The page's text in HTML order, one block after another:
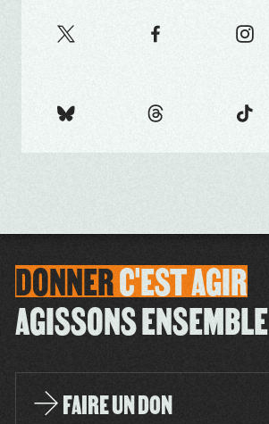
DONNERC'ESTAGIR
AGISSONS ENSEMBLE
FAIRE UN DON